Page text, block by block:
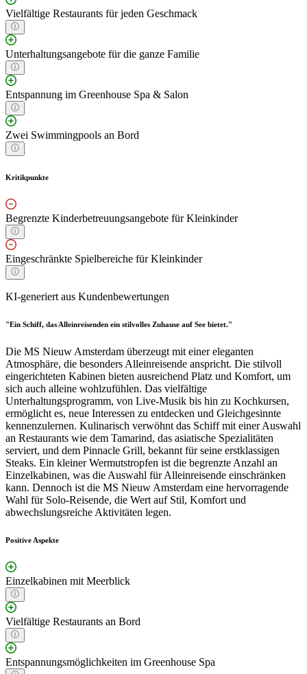
Vielfältige Restaurants für jeden Geschmack
Unterhaltungsangebote für die ganze Familie
Entspannung im Greenhouse Spa & Salon
Zwei Swimmingpools an Bord
Kritikpunkte
Begrenzte Kinderbetreuungsangebote für Kleinkinder
Eingeschränkte Spielbereiche für Kleinkinder
KI-generiert aus Kundenbewertungen
"Ein Schiff, das Alleinreisenden ein stilvolles Zuhause auf See bietet."
Die MS Nieuw Amsterdam überzeugt mit einer eleganten
Atmosphäre, die besonders Alleinreisende anspricht. Die stilvoll
eingerichteten Kabinen bieten ausreichend Platz und Komfort, um
sich auch alleine wohlzufühlen. Das vielfältige
Unterhaltungsprogramm, von Live-Musik bis hin zu Kochkursen,
ermöglicht es, neue Interessen zu entdecken und Gleichgesinnte
kennenzulernen. Kulinarisch verwöhnt das Schiff mit einer Auswahl
an Restaurants wie dem Tamarind, das asiatische Spezialitäten
serviert, und dem Pinnacle Grill, bekannt für seine erstklassigen
Steaks. Ein kleiner Wermutstropfen ist die begrenzte Anzahl an
Einzelkabinen, was die Auswahl für Alleinreisende einschränken
kann. Dennoch ist die MS Nieuw Amsterdam eine hervorragende
Wahl für Solo-Reisende, die Wert auf Stil, Komfort und
abwechslungsreiche Aktivitäten legen.
Positive Aspekte
Einzelkabinen mit Meerblick
Vielfältige Restaurants an Bord
Entspannungsmöglichkeiten im Greenhouse Spa